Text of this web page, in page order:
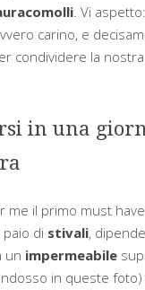
. Vi
carino, e
condividere la
in una
me il primo must
di stivali,
un impermeabile
in queste